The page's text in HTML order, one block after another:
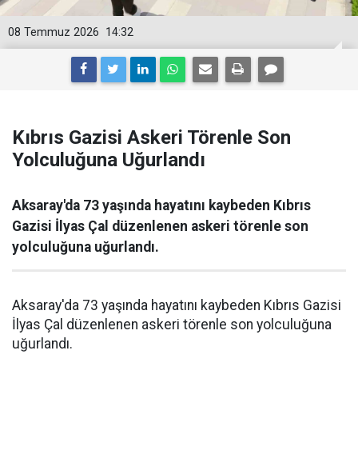
14:32
08 Temmuz 2026
Kıbrıs Gazisi Askeri Törenle Son
Yolculuğuna Uğurlandı
Aksaray'da 73 yaşında hayatını kaybeden Kıbrıs
Gazisi İlyas Çal düzenlenen askeri törenle son
yolculuğuna uğurlandı.
Aksaray'da 73 yaşında hayatını kaybeden Kıbrıs Gazisi
İlyas Çal düzenlenen askeri törenle son yolculuğuna
uğurlandı.